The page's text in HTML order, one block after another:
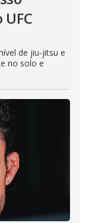
de jiu-jitsu e
no solo e